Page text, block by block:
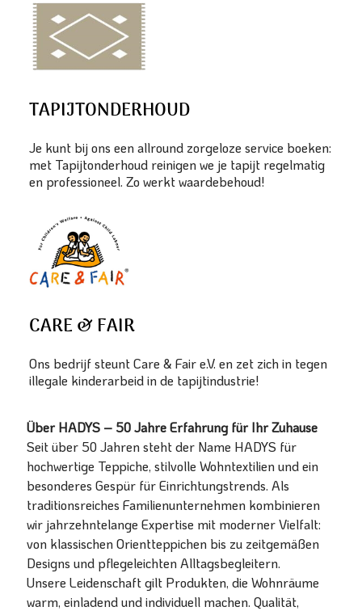
TAPIJTONDERHOUD
Je kunt bij ons een allround zorgeloze service boeken:
met Tapijtonderhoud reinigen we je tapijt regelmatig
en professioneel. Zo werkt waardebehoud!
CARE & FAIR
Ons bedrijf steunt Care & Fair e.V. en zet zich in tegen
illegale kinderarbeid in de tapijtindustrie!
Über HADYS – 50 Jahre Erfahrung für Ihr Zuhause
Seit über 50 Jahren steht der Name HADYS für
hochwertige Teppiche, stilvolle Wohntextilien und ein
besonderes Gespür für Einrichtungstrends. Als
traditionsreiches Familienunternehmen kombinieren
wir jahrzehntelange Expertise mit moderner Vielfalt:
von klassischen Orientteppichen bis zu zeitgemäßen
Designs und pflegeleichten Alltagsbegleitern.
Unsere Leidenschaft gilt Produkten, die Wohnräume
warm, einladend und individuell machen. Qualität,